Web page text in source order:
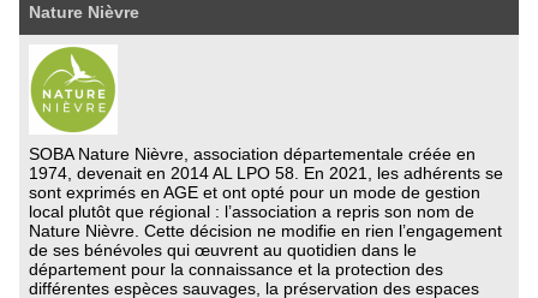
Nature Nièvre
SOBA Nature Nièvre, association départementale créée en
1974, devenait en 2014 AL LPO 58. En 2021, les adhérents se
sont exprimés en AGE et ont opté pour un mode de gestion
local plutôt que régional : l’association a repris son nom de
Nature Nièvre. Cette décision ne modifie en rien l’engagement
de ses bénévoles qui œuvrent au quotidien dans le
département pour la connaissance et la protection des
différentes espèces sauvages, la préservation des espaces